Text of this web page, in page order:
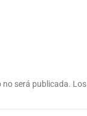
no será publicada.